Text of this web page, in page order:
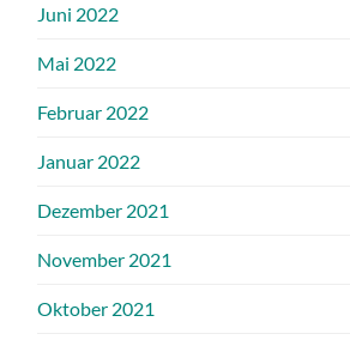
Juni 2022
Mai 2022
Februar 2022
Januar 2022
Dezember 2021
November 2021
Oktober 2021